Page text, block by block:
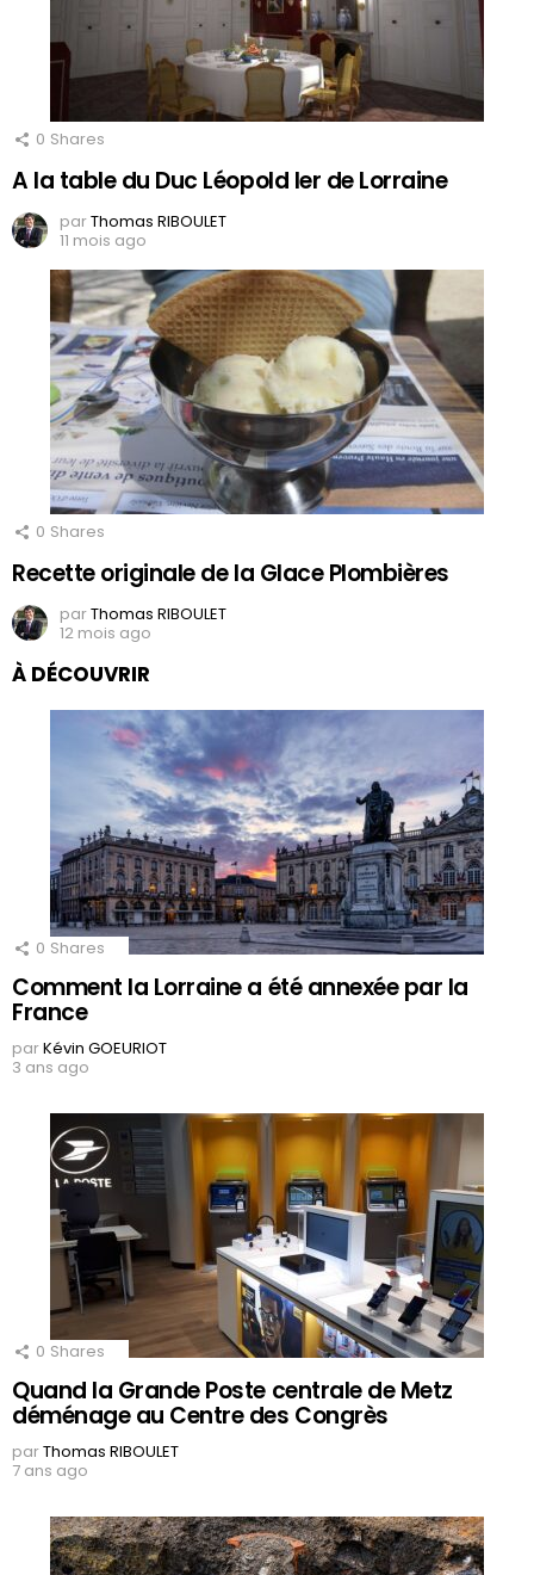
0 Shares
A la table du Duc Léopold Ier de Lorraine
parThomas RIBOULET
11 mois ago
0 Shares
Recette originale de la Glace Plombières
parThomas RIBOULET
12 mois ago
À DÉCOUVRIR
0 Shares
Comment la Lorraine a été annexée par la
France
parKévin GOEURIOT
3 ans ago
0 Shares
Quand la Grande Poste centrale de Metz
déménage au Centre des Congrès
parThomas RIBOULET
7 ans ago